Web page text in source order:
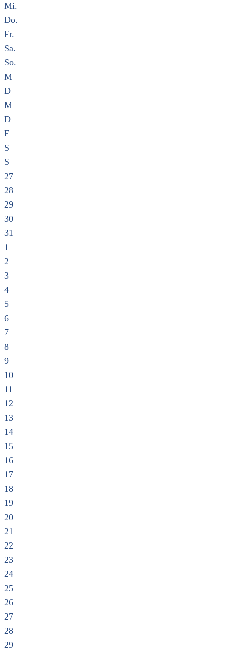
Mi.
Do.
Fr.
Sa.
So.
M
D
M
D
F
S
S
27
28
29
30
31
1
2
3
4
5
6
7
8
9
10
11
12
13
14
15
16
17
18
19
20
21
22
23
24
25
26
27
28
29